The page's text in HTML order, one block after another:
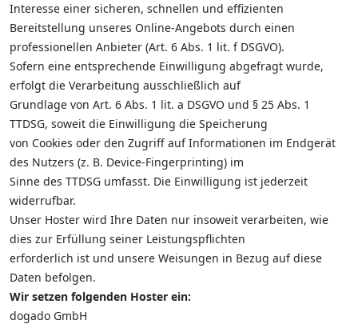
Interesse einer sicheren, schnellen und effizienten
Bereitstellung unseres Online-Angebots durch einen
professionellen Anbieter (Art. 6 Abs. 1 lit. f DSGVO).
Sofern eine entsprechende Einwilligung abgefragt wurde,
erfolgt die Verarbeitung ausschließlich auf
Grundlage von Art. 6 Abs. 1 lit. a DSGVO und § 25 Abs. 1
TTDSG, soweit die Einwilligung die Speicherung
von Cookies oder den Zugriff auf Informationen im Endgerät
des Nutzers (z. B. Device-Fingerprinting) im
Sinne des TTDSG umfasst. Die Einwilligung ist jederzeit
widerrufbar.
Unser Hoster wird Ihre Daten nur insoweit verarbeiten, wie
dies zur Erfüllung seiner Leistungspflichten
erforderlich ist und unsere Weisungen in Bezug auf diese
Daten befolgen.
Wir setzen folgenden Hoster ein:
dogado GmbH